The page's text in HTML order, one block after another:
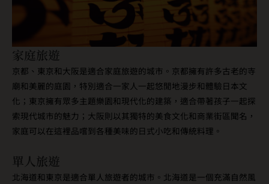
家庭旅遊
京都、東京和大阪是適合家庭旅遊的城市。京都擁有許多古老的寺
廟和美麗的庭園，特別適合一家人一起悠閒地漫步和體驗日本文
化；東京擁有眾多主題樂園和現代化的建築，適合帶著孩子一起探
索現代城市的魅力；大阪則以其獨特的美食文化和商業街區聞名，
家庭可以在這裡品嚐到各種美味的日式小吃和傳統料理。
單人旅遊
北海道和東京是適合單人旅遊者的城市。北海道是一個充滿自然風